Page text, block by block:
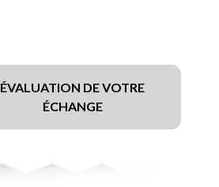
ÉVALUATION DE VOTRE
ÉCHANGE